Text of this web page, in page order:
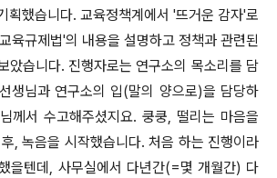
획했습니다. 교육정책계에서 '뜨거운 감자'로
육규제법'의 내용을 설명하고 정책과 관련된
았습니다. 진행자로는 연구소의 목소리를 담
선생님과 연구소의 입(말의 양으로)을 담당하
께서 수고해주셨지요. 쿵쿵, 떨리는 마음을
, 녹음을 시작했습니다. 처음 하는 진행이라
을텐데, 사무실에서 다년간(=몇 개월간) 다